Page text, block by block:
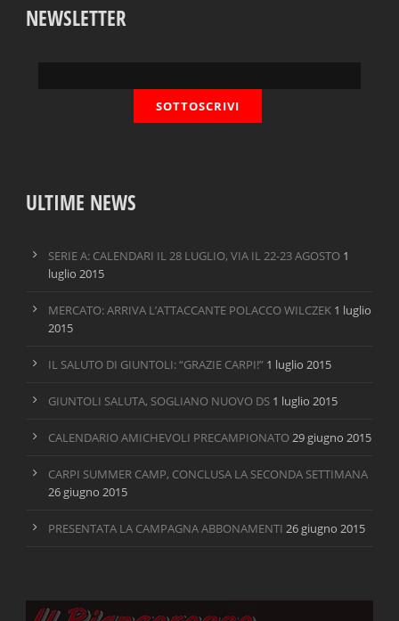
NEWSLETTER
ULTIME NEWS
SERIE A: CALENDARI IL 28 LUGLIO, VIA IL 22-23 AGOSTO 1
luglio 2015
MERCATO: ARRIVA L’ATTACCANTE POLACCO WILCZEK 1 luglio
2015
IL SALUTO DI GIUNTOLI: “GRAZIE CARPI!” 1 luglio 2015
GIUNTOLI SALUTA, SOGLIANO NUOVO DS 1 luglio 2015
CALENDARIO AMICHEVOLI PRECAMPIONATO29 giugno 2015
CARPI SUMMER CAMP, CONCLUSA LA SECONDA SETTIMANA
26 giugno 2015
PRESENTATA LA CAMPAGNA ABBONAMENTI 26 giugno 2015